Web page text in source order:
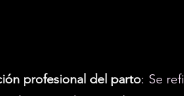
profesional del parto: Se